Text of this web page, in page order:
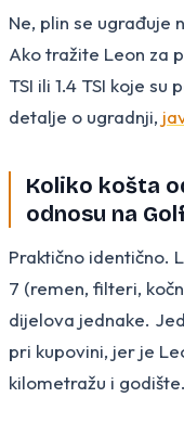
Ne, plin se ugrađuje
Ako tražite Leon za
TSI ili 1.4 TSI koje
detalje o ugradnji,
Koliko košta
odnosu na
Praktično identično.
7 (remen, filteri,
dijelova jednake.
pri kupovini, jer je
kilometražu i godište.